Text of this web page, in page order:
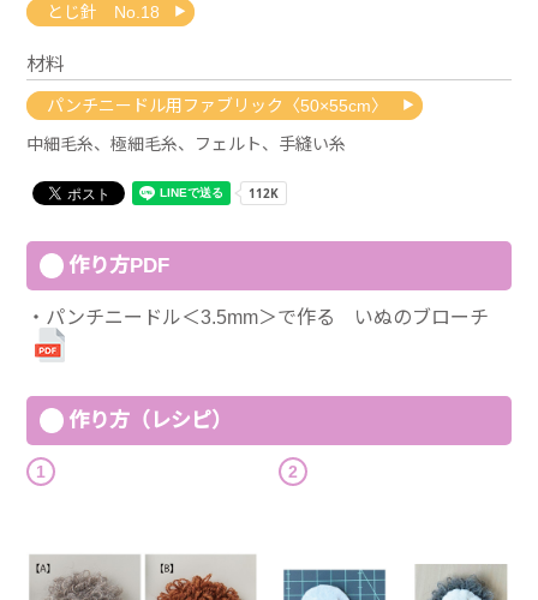
とじ針 No.18
材料
パンチニードル用ファブリック〈50×55cm〉
中細毛糸、極細毛糸、フェルト、手縫い糸
作り方PDF
パンチニードル＜3.5mm＞で作る いぬのブローチ
作り方（レシピ）
1 2